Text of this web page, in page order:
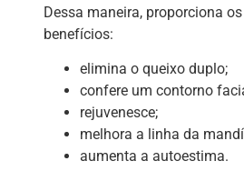
Dessa maneira, proporciona
benefícios:
elimina o queixo duplo;
confere um contorno
rejuvenesce;
melhora a linha da
aumenta a autoestima.